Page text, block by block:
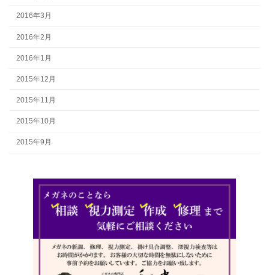
2016年3月
2016年2月
2016年1月
2015年12月
2015年11月
2015年10月
2015年9月